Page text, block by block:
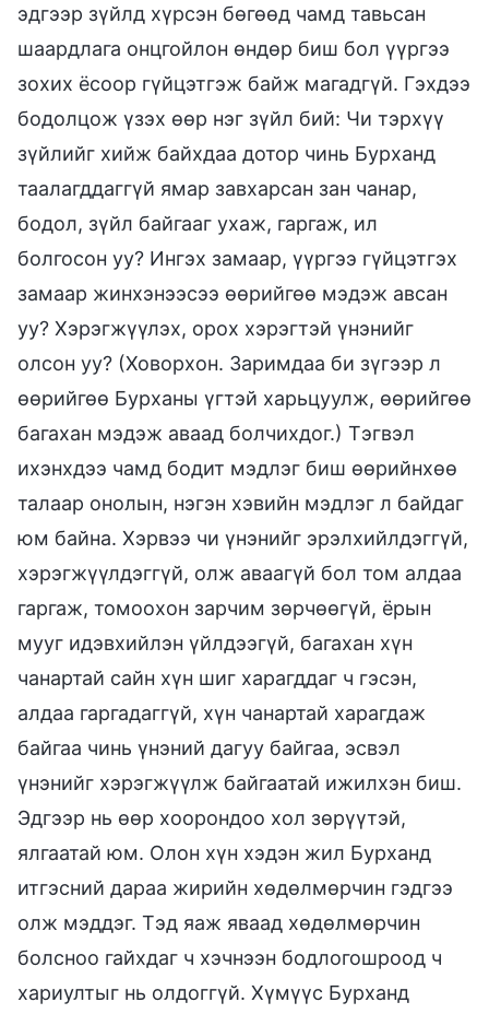
эдгээр зүйлд хүрсэн бөгөөд чамд тавьсан
шаардлага онцгойлон өндөр биш бол үүргээ
зохих ёсоор гүйцэтгэж байж магадгүй. Гэхдээ
бодолцож үзэх өөр нэг зүйл бий: Чи тэрхүү
зүйлийг хийж байхдаа дотор чинь Бурханд
таалагддаггүй ямар завхарсан зан чанар,
бодол, зүйл байгааг ухаж, гаргаж, ил
болгосон уу? Ингэх замаар, үүргээ гүйцэтгэх
замаар жинхэнээсээ өөрийгөө мэдэж авсан
уу? Хэрэгжүүлэх, орох хэрэгтэй үнэнийг
олсон уу? (Ховорхон. Заримдаа би зүгээр л
өөрийгөө Бурханы үгтэй харьцуулж, өөрийгөө
багахан мэдэж аваад болчихдог.) Тэгвэл
ихэнхдээ чамд бодит мэдлэг биш өөрийнхөө
талаар онолын, нэгэн хэвийн мэдлэг л байдаг
юм байна. Хэрвээ чи үнэнийг эрэлхийлдэггүй,
хэрэгжүүлдэггүй, олж аваагүй бол том алдаа
гаргаж, томоохон зарчим зөрчөөгүй, ёрын
мууг идэвхийлэн үйлдээгүй, багахан хүн
чанартай сайн хүн шиг харагддаг ч гэсэн,
алдаа гаргадаггүй, хүн чанартай харагдаж
байгаа чинь үнэний дагуу байгаа, эсвэл
үнэнийг хэрэгжүүлж байгаатай ижилхэн биш.
Эдгээр нь өөр хоорондоо хол зөрүүтэй,
ялгаатай юм. Олон хүн хэдэн жил Бурханд
итгэсний дараа жирийн хөдөлмөрчин гэдгээ
олж мэддэг. Тэд яаж яваад хөдөлмөрчин
болсноо гайхдаг ч хэчнээн бодлогошроод ч
хариултыг нь олдоггүй. Хүмүүс Бурханд